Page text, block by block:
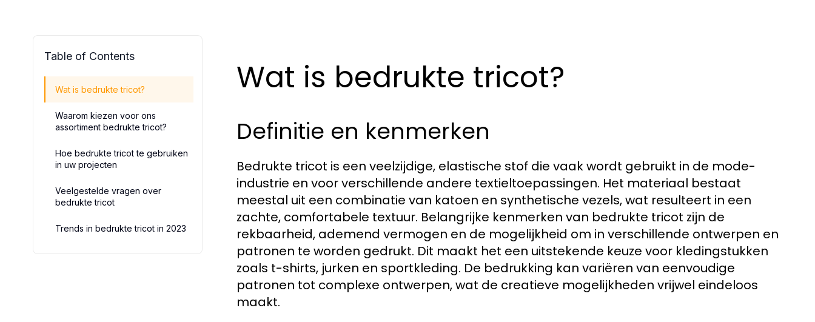
Table of Contents
Wat is bedrukte tricot?
Waarom kiezen voor ons
assortiment bedrukte tricot?
Hoe bedrukte tricot te gebruiken
in uw projecten
Veelgestelde vragen over
bedrukte tricot
Trends in bedrukte tricot in 2023
Wat is bedrukte tricot?
Definitie en kenmerken
Bedrukte tricot is een veelzijdige, elastische stof die vaak wordt gebruikt in de mode-
industrie en voor verschillende andere textieltoepassingen. Het materiaal bestaat
meestal uit een combinatie van katoen en synthetische vezels, wat resulteert in een
zachte, comfortabele textuur. Belangrijke kenmerken van bedrukte tricot zijn de
rekbaarheid, ademend vermogen en de mogelijkheid om in verschillende ontwerpen en
patronen te worden gedrukt. Dit maakt het een uitstekende keuze voor kledingstukken
zoals t-shirts, jurken en sportkleding. De bedrukking kan variëren van eenvoudige
patronen tot complexe ontwerpen, wat de creatieve mogelijkheden vrijwel eindeloos
maakt.